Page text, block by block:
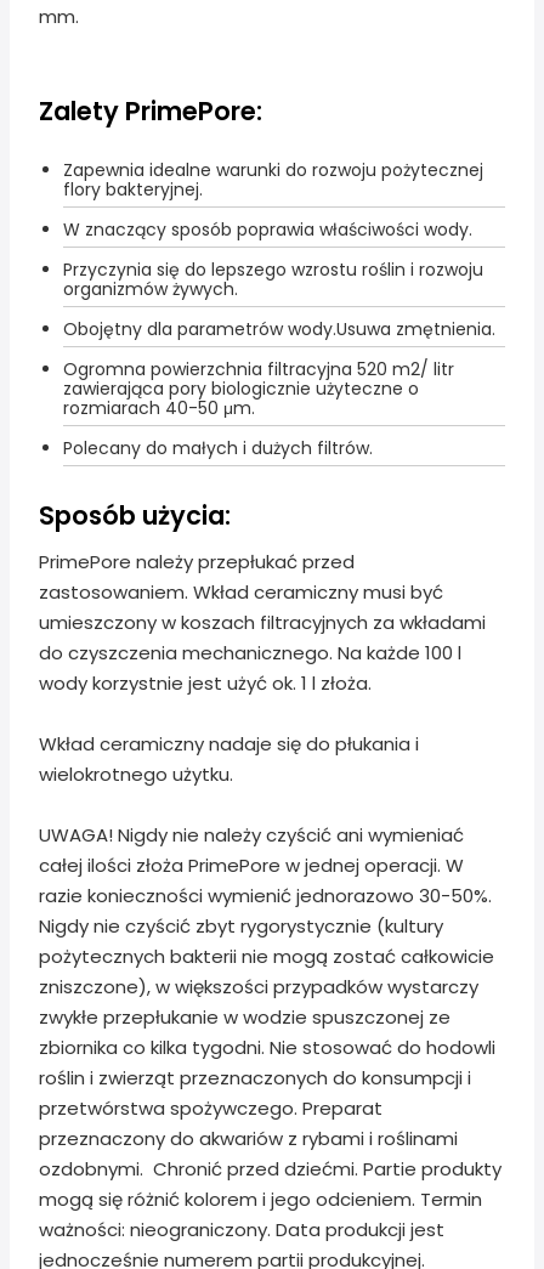
mm.
Zalety PrimePore:
Zapewnia idealne warunki do rozwoju pożytecznej
flory bakteryjnej.
W znaczący sposób poprawia właściwości wody.
Przyczynia się do lepszego wzrostu roślin i rozwoju
organizmów żywych.
Obojętny dla parametrów wody.Usuwa zmętnienia.
Ogromna powierzchnia filtracyjna 520 m2/ litr
zawierająca pory biologicznie użyteczne o
rozmiarach 40-50 μm.
Polecany do małych i dużych filtrów.
Sposób użycia:
PrimePore należy przepłukać przed
zastosowaniem. Wkład ceramiczny musi być
umieszczony w koszach filtracyjnych za wkładami
do czyszczenia mechanicznego. Na każde 100 l
wody korzystnie jest użyć ok. 1 l złoża.
Wkład ceramiczny nadaje się do płukania i
wielokrotnego użytku.
UWAGA! Nigdy nie należy czyścić ani wymieniać
całej ilości złoża PrimePore w jednej operacji. W
razie konieczności wymienić jednorazowo 30-50%.
Nigdy nie czyścić zbyt rygorystycznie (kultury
pożytecznych bakterii nie mogą zostać całkowicie
zniszczone), w większości przypadków wystarczy
zwykłe przepłukanie w wodzie spuszczonej ze
zbiornika co kilka tygodni. Nie stosować do hodowli
roślin i zwierząt przeznaczonych do konsumpcji i
przetwórstwa spożywczego. Preparat
przeznaczony do akwariów z rybami i roślinami
ozdobnymi. Chronić przed dziećmi. Partie produkty
mogą się różnić kolorem i jego odcieniem. Termin
ważności: nieograniczony. Data produkcji jest
jednocześnie numerem partii produkcyjnej.